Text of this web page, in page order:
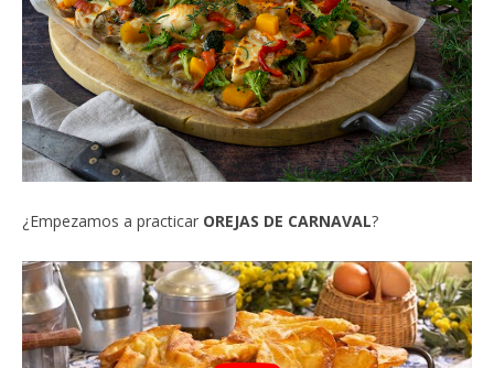
¿Empezamos a practicar OREJAS DE CARNAVAL?